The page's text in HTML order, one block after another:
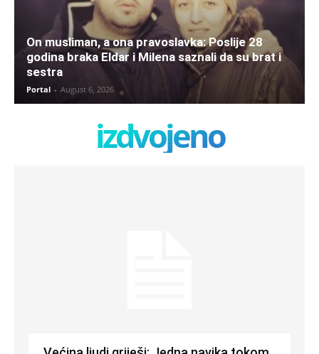
On musliman, a ona pravoslavka: Poslije 28
godina braka Eldar i Milena saznali da su brat i
sestra
Portal - August 6, 2026
izdvojeno